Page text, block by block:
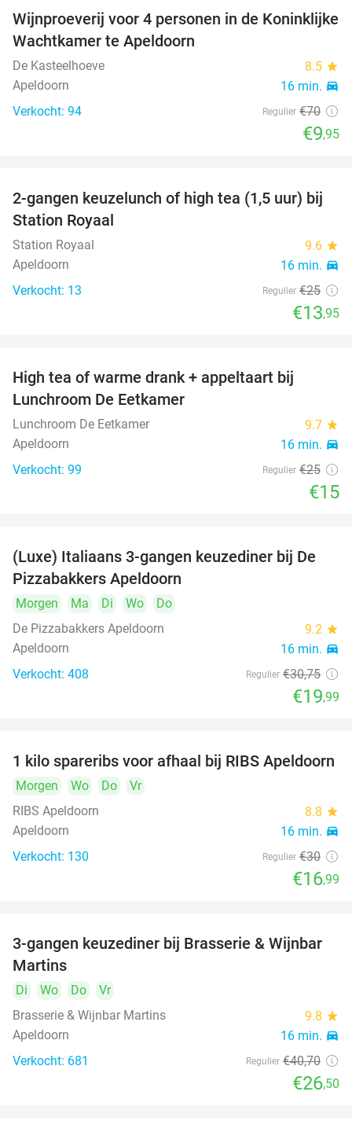
86%
Wijnproeverij voor 4 personen in de Koninklijke
Wachtkamer te Apeldoorn
De Kasteelhoeve 8.5 star
Apeldoorn 16 min. directions_car
Verkocht: 94 Regulier €70
€9,95
44%
NEW
TODAY
FULL
2-gangen keuzelunch of high tea (1,5 uur) bij
Station Royaal
Station Royaal 9.6 star
Apeldoorn 16 min. directions_car
Verkocht: 13 Regulier €25
€13,95
High tea of warme drank + appeltaart bij
Lunchroom De Eetkamer
Lunchroom De Eetkamer 9.7 star
Apeldoorn 16 min. directions_car
Verkocht: 99 Regulier €25
€15
35%
DAY
FULL
(Luxe) Italiaans 3-gangen keuzediner bij De
Pizzabakkers Apeldoorn
Morgen Ma Di Wo
Do
De Pizzabakkers Apeldoorn
9.2 star
Apeldoorn 16 min. directions_car
Verkocht: 408 Regulier €30,75
€19,99
43%
FULL
1 kilo spareribs voor afhaal bij RIBS Apeldoorn
Morgen Wo Do
Vr
RIBS Apeldoorn
8.8 star
Apeldoorn 16 min. directions_car
Verkocht: 130 Regulier €30
€16,99
35%
DAY
FULL
3-gangen keuzediner bij Brasserie & Wijnbar
Martins
Di Wo Do
Vr
Brasserie & Wijnbar Martins
9.8 star
Apeldoorn 16 min. directions_car
Verkocht: 681 Regulier €40,70
€26,50